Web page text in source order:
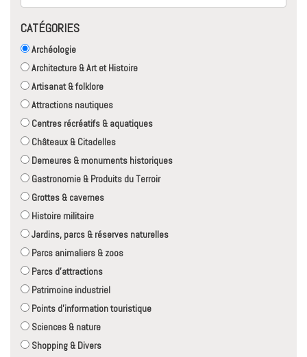
CATÉGORIES
Archéologie
Architecture & Art et Histoire
Artisanat & folklore
Attractions nautiques
Centres récréatifs & aquatiques
Châteaux & Citadelles
Demeures & monuments historiques
Gastronomie & Produits du Terroir
Grottes & cavernes
Histoire militaire
Jardins, parcs & réserves naturelles
Parcs animaliers & zoos
Parcs d'attractions
Patrimoine industriel
Points d'information touristique
Sciences & nature
Shopping & Divers